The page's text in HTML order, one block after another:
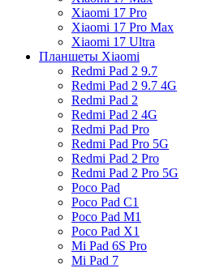
Xiaomi 17 Pro
Xiaomi 17 Pro Max
Xiaomi 17 Ultra
Планшеты Xiaomi
Redmi Pad 2 9.7
Redmi Pad 2 9.7 4G
Redmi Pad 2
Redmi Pad 2 4G
Redmi Pad Pro
Redmi Pad Pro 5G
Redmi Pad 2 Pro
Redmi Pad 2 Pro 5G
Poco Pad
Poco Pad C1
Poco Pad M1
Poco Pad X1
Mi Pad 6S Pro
Mi Pad 7